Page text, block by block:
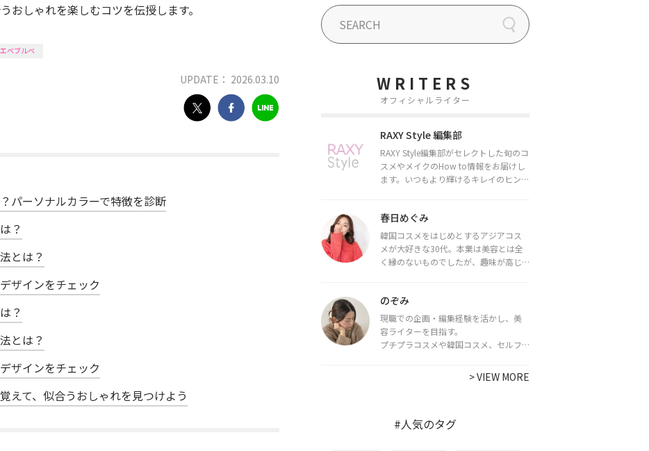
おしゃれを楽しむコツを伝授します。
ベブルベ
UPDATE： 2026.03.10
パーソナルカラーで特徴を診断
？
とは？
ザインをチェック
？
とは？
ザインをチェック
えて、似合うおしゃれを見つけよう
WRITERS
オフィシャルライター
RAXY Style 編集部
RAXY Style編集部がセレクトした旬のコ
スメやメイクのHow to情報をお届けし
ます。いつもより輝けるキレイのヒント
春日めぐみ
韓国コスメをはじめとするアジアコス
メが大好きな30代。本業は美容とは全
く縁のないものでしたが、趣味が高じ
ライターとして活動中。
都内で16タイプパーソナルカラー診
断・顔タイプ診断・骨格診断によるイ
メージコンサルティングも行っていま
のぞみ
現職での企画・編集経験を活かし、美
容ライターを目指す。
プチプラコスメや韓国コスメ、セルフ
で最新情報をチェック。家事や育児の合
間に取り入れられる時短美容テクも実
>VIEW MORE
#人気のタグ